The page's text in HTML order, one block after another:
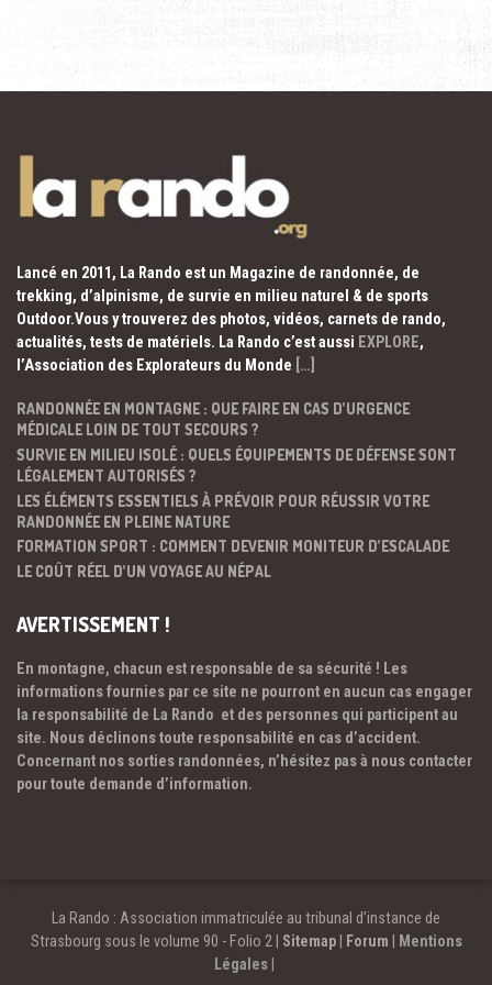
Lancé en 2011, La Rando est un Magazine de randonnée, de
trekking, d’alpinisme, de survie en milieu naturel & de sports
Outdoor.Vous y trouverez des photos, vidéos, carnets de rando,
actualités, tests de matériels. La Rando c’est aussi EXPLORE,
l’Association des Explorateurs du Monde […]
RANDONNÉE EN MONTAGNE : QUE FAIRE EN CAS D’URGENCE
MÉDICALE LOIN DE TOUT SECOURS ?
SURVIE EN MILIEU ISOLÉ : QUELS ÉQUIPEMENTS DE DÉFENSE SONT
LÉGALEMENT AUTORISÉS ?
LES ÉLÉMENTS ESSENTIELS À PRÉVOIR POUR RÉUSSIR VOTRE
RANDONNÉE EN PLEINE NATURE
FORMATION SPORT : COMMENT DEVENIR MONITEUR D’ESCALADE
LE COÛT RÉEL D’UN VOYAGE AU NÉPAL
AVERTISSEMENT !
En montagne, chacun est responsable de sa sécurité ! Les
informations fournies par ce site ne pourront en aucun cas engager
la responsabilité de La Rando et des personnes qui participent au
site. Nous déclinons toute responsabilité en cas d’accident.
Concernant nos sorties randonnées, n’hésitez pas à nous contacter
pour toute demande d’information.
La Rando : Association immatriculée au tribunal d’instance de
Strasbourg sous le volume 90 - Folio 2 | Sitemap| Forum
Mentions
Légales